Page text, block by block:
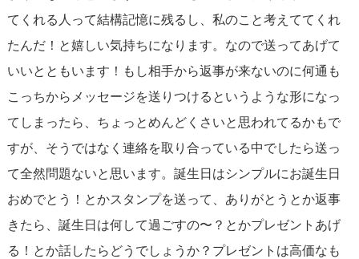
げなく日常の話題で会話を広げるのはどうでしょうか。も
し話題が尽きたと感じたら、「今日は特別な日だから、ゆ
っくりしてね」といったメッセージで、会話を自然に終わ
らせることもできます。
最後に、 「でも話したいです！」というあなたの気持ちが
一番大切です。自分の気持ちに正直であり、それを相手に
も伝える勇気を持つこと。これが相手にとって迷惑ではな
く、むしろ嬉しいサプライズになりえます。
てくれる人って結構記憶に残るし、私のこと考えててくれ
たんだ！と嬉しい気持ちになります。なので送ってあげて
いいとともいます！もし相手から返事が来ないのに何通も
こっちからメッセージを送りつけるというような形になっ
てしまったら、ちょっとめんどくさいと思われてるかもで
すが、そうではなく連絡を取り合っている中でしたら送っ
て全然問題ないと思います。誕生日はシンプルにお誕生日
おめでとう！とかスタンプを送って、ありがとうとか返事
きたら、誕生日は何して過ごすの〜？とかプレゼントあげ
る！とか話したらどうでしょうか？プレゼントは高価なも